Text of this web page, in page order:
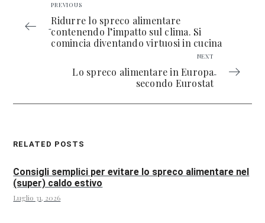
PREVIOUS
Ridurre lo spreco alimentare
contenendo l’impatto sul clima. Si
comincia diventando virtuosi in cucina
NEXT
Lo spreco alimentare in Europa
secondo Eurostat
RELATED POSTS
Consigli semplici per evitare lo spreco alimentare nel
(super) caldo estivo
Luglio 31, 2026